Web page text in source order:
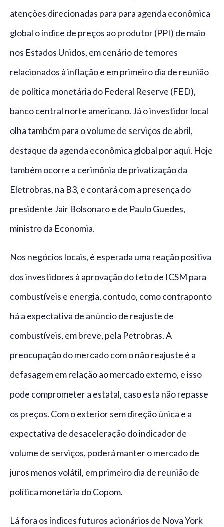
atenções direcionadas para para agenda econômica
global o índice de preços ao produtor (PPI) de maio
nos Estados Unidos, em cenário de temores
relacionados à inflação e em primeiro dia de reunião
de política monetária do Federal Reserve (FED),
banco central norte americano. Já o investidor local
olha também para o volume de serviços de abril,
destaque da agenda econômica global por aqui. Hoje
também ocorre a cerimônia de privatização da
Eletrobras, na B3, e contará com a presença do
presidente Jair Bolsonaro e de Paulo Guedes,
ministro da Economia.
Nos negócios locais, é esperada uma reação positiva
dos investidores à aprovação do teto de ICSM para
combustíveis e energia, contudo, como contraponto
há a expectativa de anúncio de reajuste de
combustíveis, em breve, pela Petrobras. A
preocupação do mercado com o não reajuste é a
defasagem em relação ao mercado externo, e isso
pode comprometer a estatal, caso esta não repasse
os preços. Com o exterior sem direção única e a
expectativa de desaceleração do indicador de
volume de serviços, poderá manter o mercado de
juros menos volátil, em primeiro dia de reunião de
política monetária do Copom.
Lá fora os índices futuros acionários de Nova York